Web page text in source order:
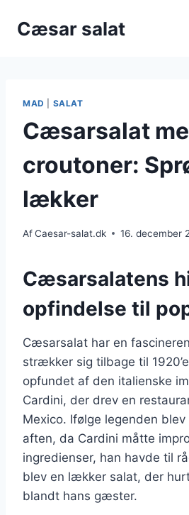
Cæsar salat
MAD SALAT
Cæsarsalat
croutoner:
lækker
AfCaesar-salat.dk 16. december
Cæsarsalatens
opfindelse til
Cæsarsalat har en
strækker sig tilbage til
opfundet af den italienske
Cardini, der drev en
Mexico. Ifølge legenden
aften, da Cardini måtte
ingredienser, han havde til
blev en lækker salat, der
blandt hans gæster.